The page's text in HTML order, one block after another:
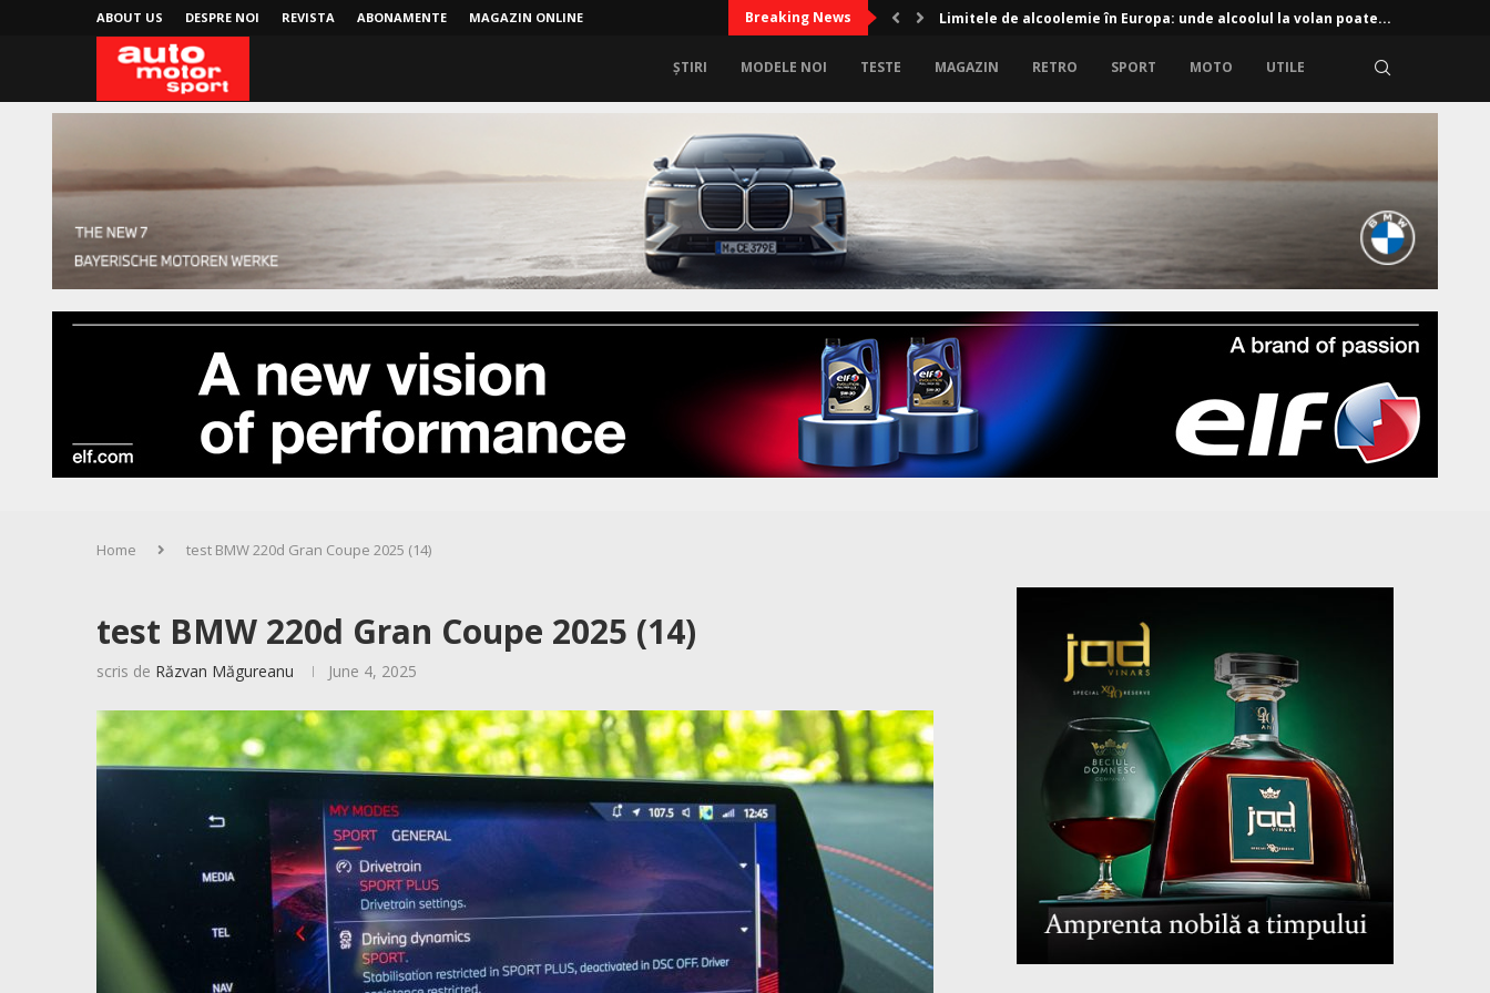
ABOUT US DESPRE NOI REVISTA ABONAMENTE MAGAZIN ONLINE Breaking News Limitele de alcoolemie în Europa: unde alcoolul la volan poate...
ȘTIRI MODELE NOI TESTE MAGAZIN RETRO SPORT MOTO UTILE
Home test BMW 220d Gran Coupe 2025 (14)
test BMW 220d Gran Coupe 2025 (14)
scris de Răzvan Măgureanu June 4, 2025